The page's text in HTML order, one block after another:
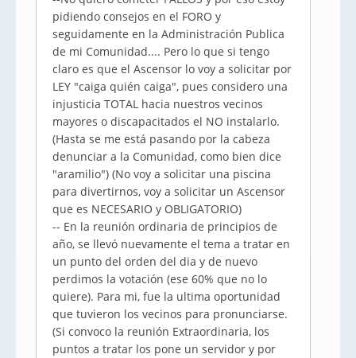
pidiendo consejos en el FORO y
seguidamente en la Administración Publica
de mi Comunidad.... Pero lo que si tengo
claro es que el Ascensor lo voy a solicitar por
LEY "caiga quién caiga", pues considero una
injusticia TOTAL hacia nuestros vecinos
mayores o discapacitados el NO instalarlo.
(Hasta se me está pasando por la cabeza
denunciar a la Comunidad, como bien dice
"aramilio") (No voy a solicitar una piscina
para divertirnos, voy a solicitar un Ascensor
que es NECESARIO y OBLIGATORIO)
-- En la reunión ordinaria de principios de
año, se llevó nuevamente el tema a tratar en
un punto del orden del dia y de nuevo
perdimos la votación (ese 60% que no lo
quiere). Para mi, fue la ultima oportunidad
que tuvieron los vecinos para pronunciarse.
(Si convoco la reunión Extraordinaria, los
puntos a tratar los pone un servidor y por